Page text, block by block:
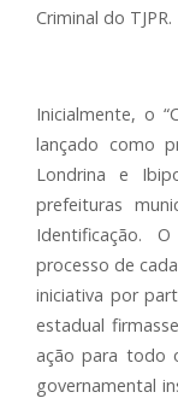
Criminal do TJPR.
Inicialmente, o
lançado como
Londrina e
prefeituras
Identificação.
processo de
iniciativa por
estadual
ação para todo
governamental